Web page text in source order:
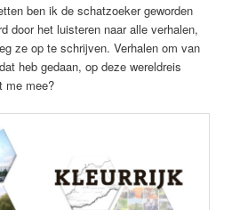
ben ik de schatzoeker geworden
door het luisteren naar alle verhalen,
ze op te schrijven. Verhalen om van
heb gedaan, op deze wereldreis
me mee?